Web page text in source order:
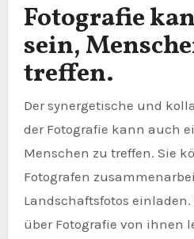
Fotografie
sein,
treffen.
Der synergetische und
der Fotografie kann auch
Menschen zu treffen. Sie
Fotografen
Landschaftsfotos
über Fotografie von ihnen